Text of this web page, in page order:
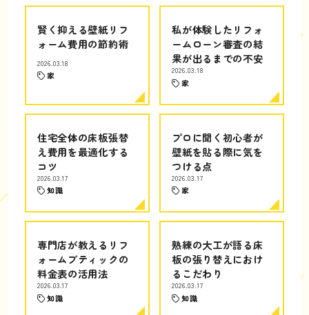
賢く抑える壁紙リフ
ォーム費用の節約術
2026.03.18
家
私が体験したリフォ
ームローン審査の結
果が出るまでの不安
2026.03.18
家
住宅全体の床板張替
え費用を最適化する
コツ
2026.03.17
知識
プロに聞く初心者が
壁紙を貼る際に気を
つける点
2026.03.17
家
専門店が教えるリフ
ォームブティックの
料金表の活用法
2026.03.17
知識
熟練の大工が語る床
板の張り替えにおけ
るこだわり
2026.03.17
知識